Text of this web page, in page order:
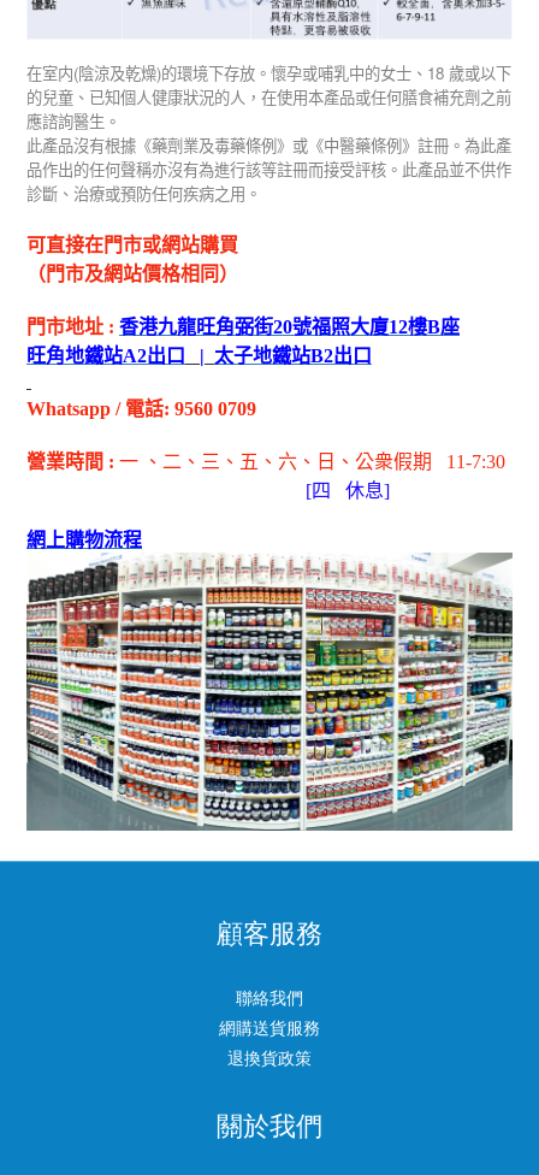
在室内(陰涼及乾燥)的環境下存放。懷孕或哺乳中的女士、 18 歲或以下
的兒童、已知個人健康狀況的人，在使用本產品或任何膳食補充劑之前
應諮詢醫生。
此產品沒有根據《藥劑業及毒藥條例》或《中醫藥條例》註冊。為此產
品作出的任何聲稱亦沒有為進行該等註冊而接受評核。此產品並不供作
診斷、治療或預防任何疾病之用。
可直接在門市或網站購買
（門市及網站價格相同）
門市地址 : 香港九龍旺角弼街20號福照大廈12樓B座
旺角地鐵站A2出 口 | 太子地鐵站B2出 口
Whatsapp / 電話: 9560 0709
營業時間 : 一 、二、三、五 、六 、日 、公衆假期
11-7:30
[四 休息]
網上購物流程
顧客服務
聯絡我們
網購送貨服務
退換貨政策
關於我們